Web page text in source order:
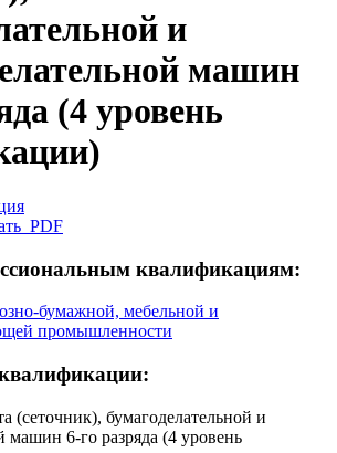
и
машин
(4 уровень
PDF
квалификациям:
бумажной, мебельной и
промышленности
(сеточник), бумагоделательной и
машин 6-го разряда (4 уровень